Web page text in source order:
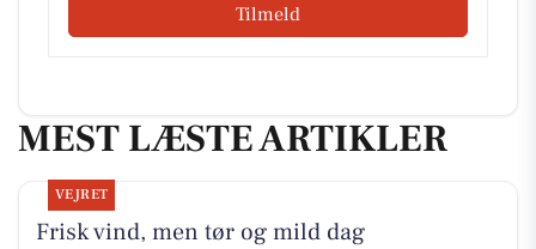
Tilmeld
MEST LÆSTE ARTIKLER
VEJRET
Frisk vind, men tør og mild dag